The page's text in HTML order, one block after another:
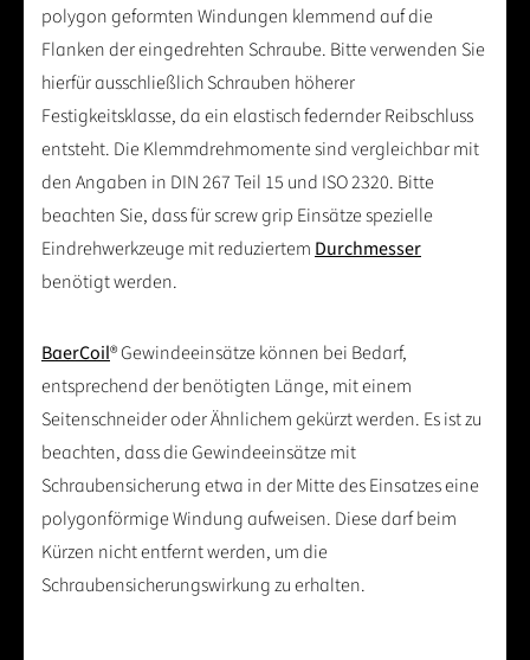
polygon geformten Windungen klemmend auf die
Flanken der eingedrehten Schraube. Bitte verwenden Sie
hierfür ausschließlich Schrauben höherer
Festigkeitsklasse, da ein elastisch federnder Reibschluss
entsteht. Die Klemmdrehmomente sind vergleichbar mit
den Angaben in DIN 267 Teil 15 und ISO 2320. Bitte
beachten Sie, dass für screw grip Einsätze spezielle
Eindrehwerkzeuge mit reduziertem Durchmesser
benötigt werden.
BaerCoil® Gewindeeinsätze können bei Bedarf,
entsprechend der benötigten Länge, mit einem
Seitenschneider oder Ähnlichem gekürzt werden. Es ist zu
beachten, dass die Gewindeeinsätze mit
Schraubensicherung etwa in der Mitte des Einsatzes eine
polygonförmige Windung aufweisen. Diese darf beim
Kürzen nicht entfernt werden, um die
Schraubensicherungswirkung zu erhalten.